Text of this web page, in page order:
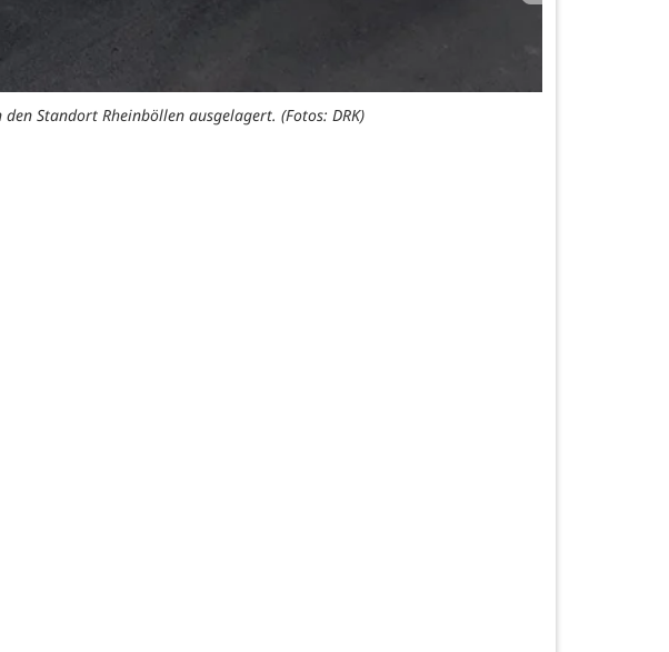
Standort Rheinböllen ausgelagert. (Fotos: DRK)